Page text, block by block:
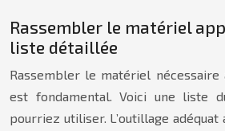
Rassembler le matériel
liste détaillée
Rassembler le matériel nécessaire
est fondamental. Voici une liste
pourriez utiliser. L’outillage adéquat